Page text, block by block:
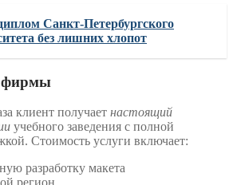
Санкт-Петербургского
без лишних хлопот
фирмы
клиент получает настоящий
учебного заведения с полной
Стоимость услуги включает:
разработку макета